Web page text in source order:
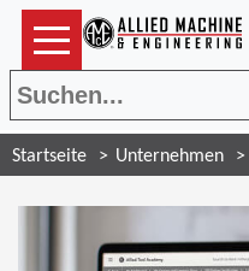
Startseite Unternehmen